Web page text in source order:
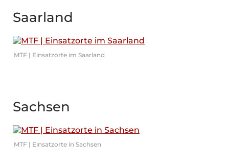
Saarland
MTF | Einsatzorte im Saarland
Sachsen
MTF | Einsatzorte in Sachsen